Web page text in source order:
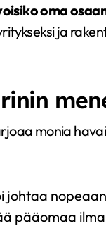
oma
ja
monia
johtaa
pääomaa